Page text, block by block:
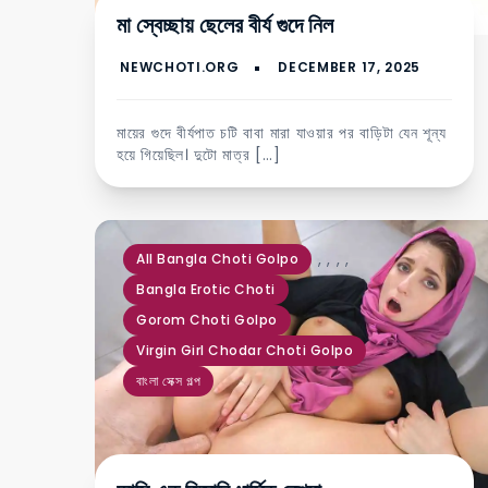
মা স্বেচ্ছায় ছেলের বীর্য গুদে নিল
মায়ের গুদে বীর্যপাত চটি বাবা মারা যাওয়ার পর বাড়িটা যেন শূন্য
হয়ে গিয়েছিল। দুটো মাত্র […]
All Bangla Choti Golpo ,
Bangla Erotic Choti
,
Gorom Choti Golpo
,
Virgin Girl Chodar Choti Golpo
,
বাংলা সেক্স গল্প